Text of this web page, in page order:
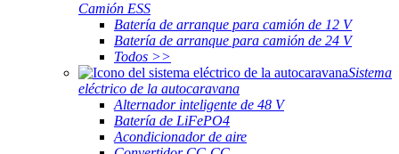
Camión ESS
Batería de arranque para camión de 12 V
Batería de arranque para camión de 24 V
Todos >>
Sistema
eléctrico de la autocaravana
Alternador inteligente de 48 V
Batería de LiFePO4
Acondicionador de aire